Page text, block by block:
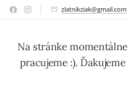
zlatnikziak@gmail.com
Na stránke momentálne
pracujeme :). Ďakujeme